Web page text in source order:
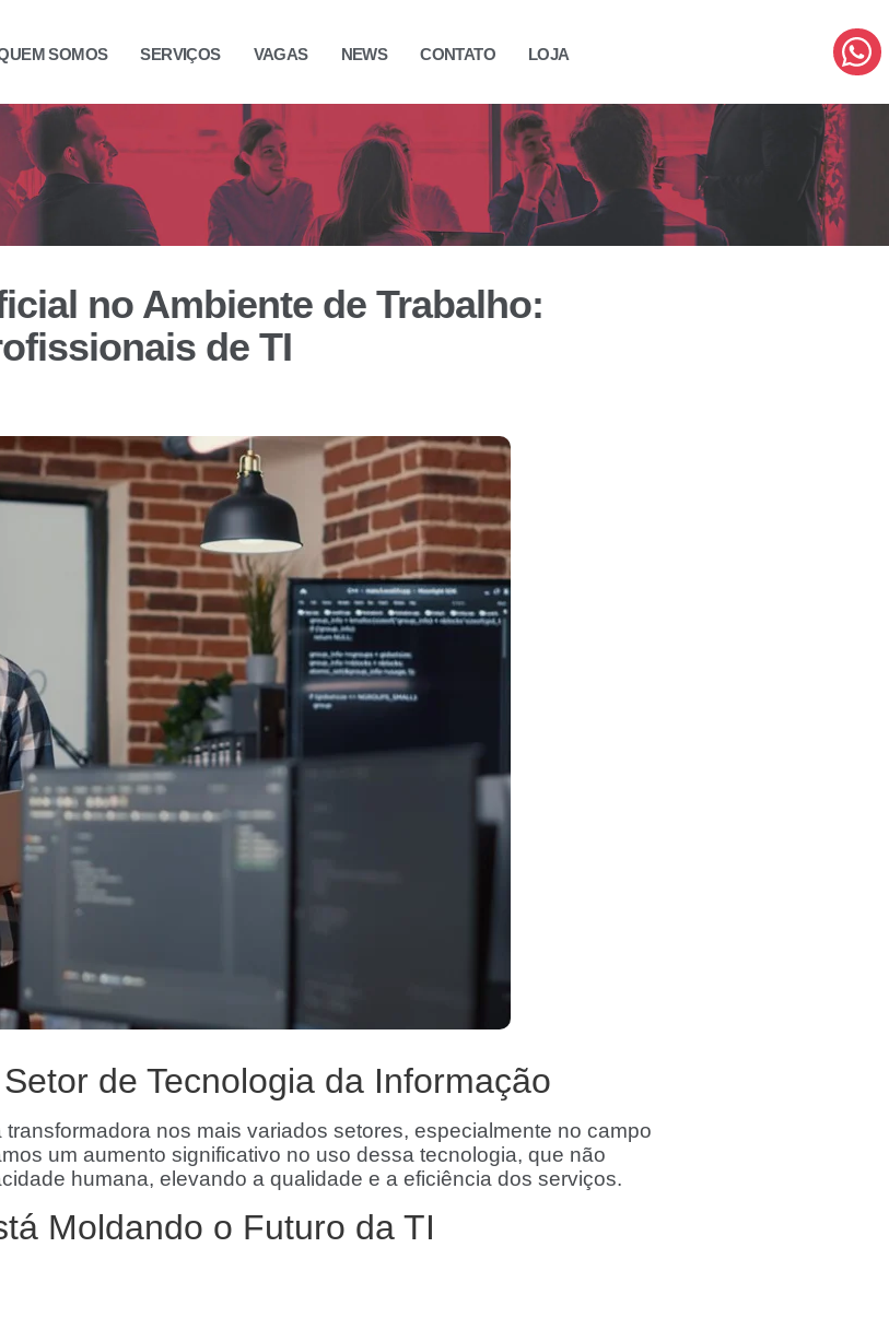
SOMOS SERVIÇOS VAGAS NEWS CONTATO LOJA
no Ambiente de Trabalho:
de TI
de Tecnologia da Informação
nos mais variados setores, especialmente no campo
um aumento significativo no uso dessa tecnologia, que não
humana, elevando a qualidade e a eficiência dos serviços.
Moldando o Futuro da TI